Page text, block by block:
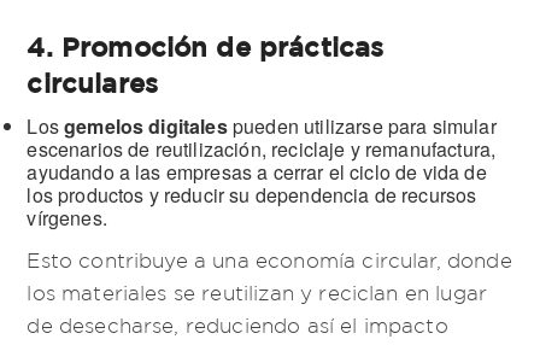
4. Promoción de prácticas
circulares
Losgemelos digitalespueden utilizarse para simular
escenarios de reutilización, reciclaje y remanufactura,
ayudando a las empresas a cerrar el ciclo de vida de
los productos y reducir su dependencia de recursos
vírgenes.
Esto contribuye a una economía circular, donde
los materiales se reutilizan y reciclan en lugar
de desecharse, reduciendo así el impacto